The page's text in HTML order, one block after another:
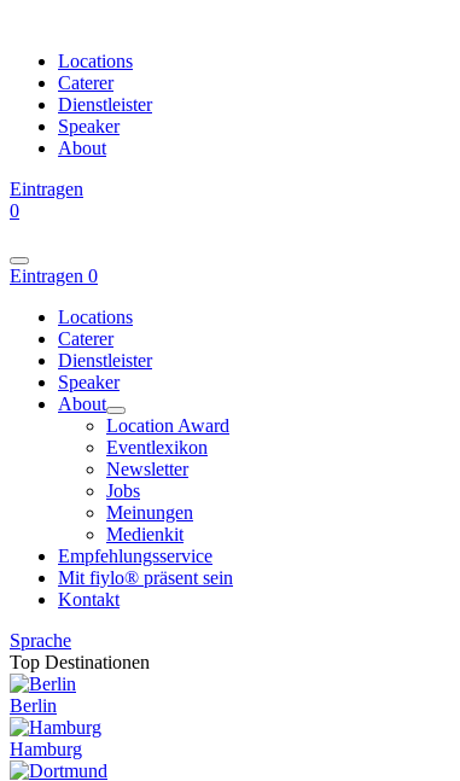
Locations
Caterer
Dienstleister
Speaker
About
Eintragen
0
Eintragen 0
Locations
Caterer
Dienstleister
Speaker
About
Location Award
Eventlexikon
Newsletter
Jobs
Meinungen
Medienkit
Empfehlungsservice
Mit fiylo® präsent sein
Kontakt
Sprache
Top Destinationen
Berlin
Hamburg